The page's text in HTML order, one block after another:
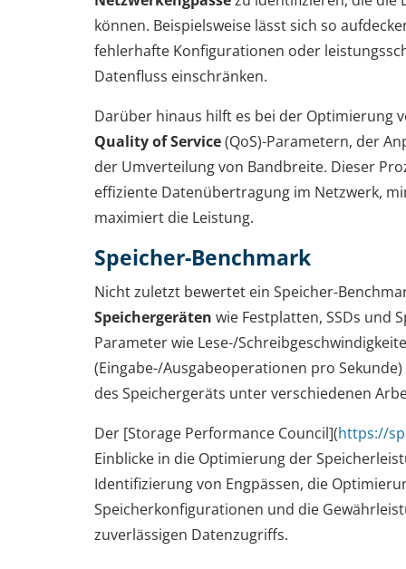
können. Beispielsweise lässt sich so
fehlerhafte Konfigurationen oder
Datenfluss einschränken.
Darüber hinaus hilft es bei der Optimierung
Quality of Service(QoS)-Parametern, der
der Umverteilung von Bandbreite. Dieser
effiziente Datenübertragung im Netzwerk,
maximiert die Leistung.
Speicher-Benchmark
Nicht zuletzt bewertet ein Speicher-
Speichergeräten wie Festplatten, SSDs und
Parameter wie Lese-/
(Eingabe-/Ausgabeoperationen pro
des Speichergeräts unter verschiedenen
Der [Storage Performance Council](https://
Einblicke in die Optimierung der
Identifizierung von Engpässen, die
Speicherkonfigurationen und die
zuverlässigen Datenzugriffs.